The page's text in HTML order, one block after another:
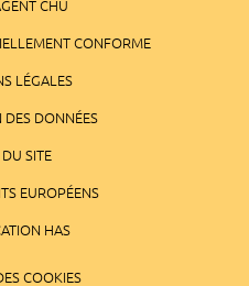
CHU
CONFORME
LÉGALES
DES DONNÉES
SITE
EUROPÉENS
HAS
COOKIES